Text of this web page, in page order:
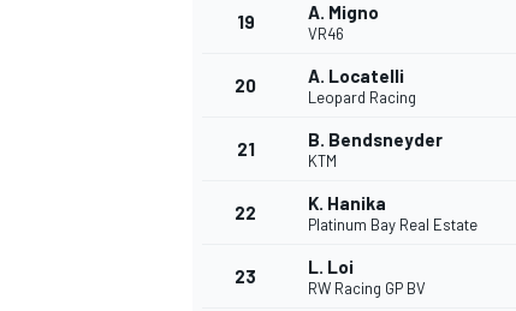
19 A. Migno
VR46
20 A. Locatelli
Leopard Racing
21 B. Bendsneyder
KTM
22 K. Hanika
Platinum Bay Real Estate
23 L. Loi
RW Racing GP BV